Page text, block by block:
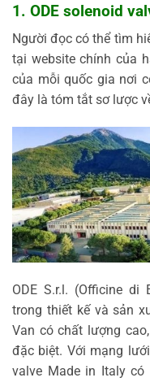
1. ODE solenoid
Người đọc có thể tìm
tại website chính của
của mỗi quốc gia nơi
đây là tóm tắt sơ lược
ODE S.r.l. (Officine
trong thiết kế và sản
Van có chất lượng
đặc biệt. Với mạng
valve Made in Italy